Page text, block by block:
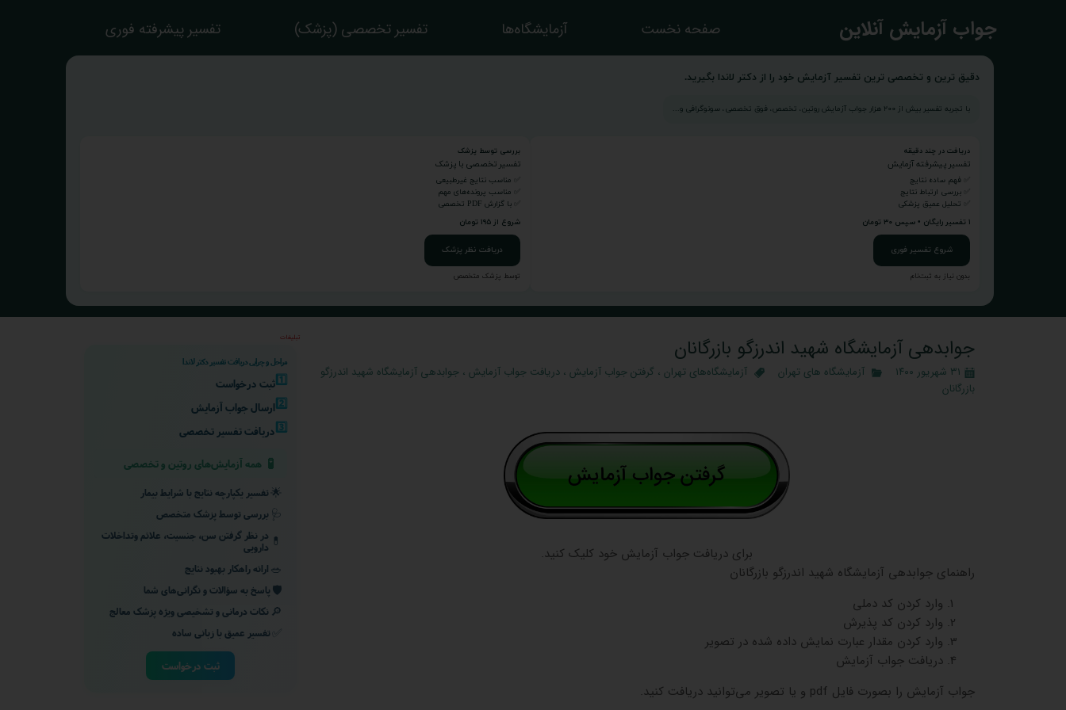
​جواب آزمایش آنلاین صفحه نخست آزمایشگاه‌ها تفسیر تخصصی (پزشک) تفسیر پیشرفته فوری
دقیق ترین و تخصصی ترین تفسیر آزمایش خود را از دکتر لاندا بگیرید.
با تجربه تفسیر بیش از ۲۰۰ هزار جواب آزمایش روتین، تخصص، فوق تخصصی، سونوگرافی و...
دریافت در چند دقیقه
تفسیر پیشرفته آزمایش
✅ فهم ساده نتایج
✅ بررسی ارتباط نتایج
✅ تحلیل عمیق پزشکی
۱ تفسیر رایگان • سپس ۳۰ تومان
شروع تفسیر فوری
بدون نیاز به ثبت‌نام
بررسی توسط پزشک
تفسیر تخصصی با پزشک
✅ مناسب نتایج غیرطبیعی
✅ مناسب پرونده‌های مهم
✅ با گزارش PDF تخصصی
شروع از ۱۹۵ تومان
دریافت نظر پزشک
توسط پزشک متخصص
جوابدهی آزمایشگاه شهید اندرزگو بازرگانان
۳۱ شهریور ۱۴۰۰ آزمایشگاه‌ های تهران آزمایشگاه‌های تهران ، گرفتن جواب آزمایش ،دریافت جواب آزمایش ،جوابدهی آزمایشگاه شهید اندرزگو
بازرگانان
برای دریافت جواب آزمایش خود کلیک کنید.
راهنمای جوابدهی آزمایشگاه شهید اندرزگو بازرگانان
وارد کردن کد دملی
وارد کردن کد پذیرش
وارد کردن مقدار عبارت نمایش داده شده در تصویر
دریافت جواب آزمایش
جواب آزمایش را بصورت فایل pdf و یا تصویر می‌توانید دریافت کنید.
تبلیغات
مراحل و چرایی دریافت تفسیر دکتر لاندا
1️⃣ثبت درخواست
2️⃣ارسال جواب آزمایش
3️⃣دریافت تفسیر تخصصی
🧪 همه آزمایش‌های روتین و تخصصی
🌟 تفسیر یکپارچه نتایج با شرایط بیمار
🩺 بررسی توسط پزشک متخصص
💊 در نظر گرفتن سن، جنسیت، علائم وتداخلات
دارویی
🥗 ارائه راهکار بهبود نتایج
🛡️ پاسخ به سؤالات و نگرانی‌های شما
🔎 نکات درمانی و تشخیصی ویژه پزشک معالج
تفسیر عمیق با زبانی ساده
ثبت درخواست